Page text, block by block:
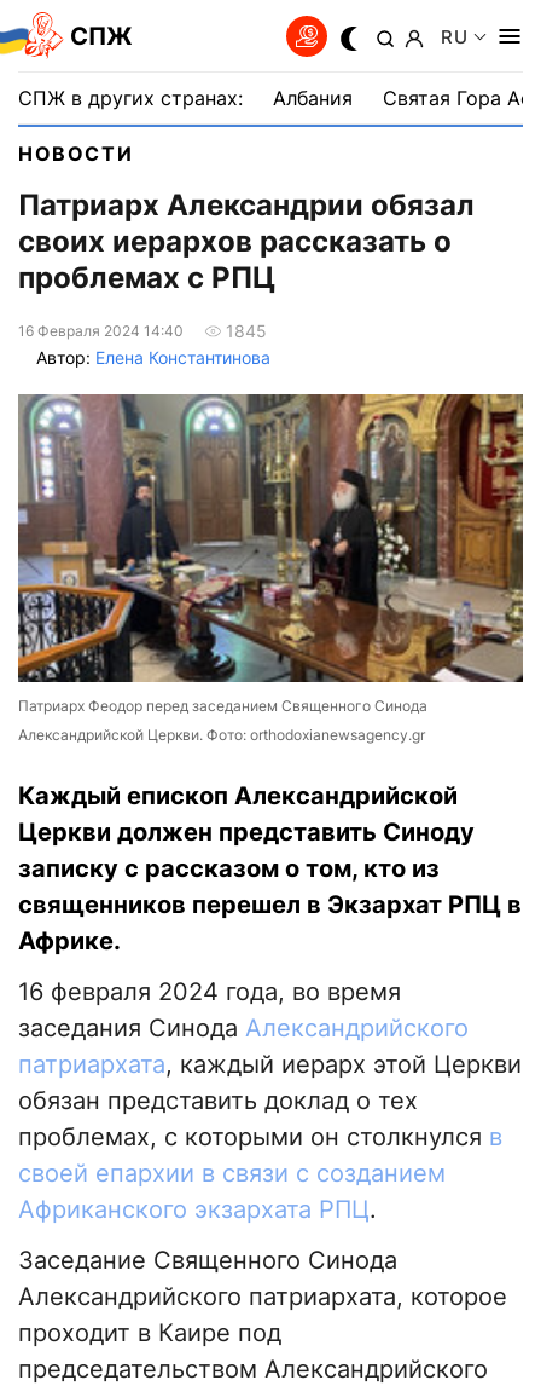
СПЖ RU
СПЖ в других странах: Албания Святая Гора
НОВОСТИ
Патриарх Александрии обязал
своих иерархов рассказать о
проблемах с РПЦ
16 Февраля 2024 14:40
1845
Автор: Елена Константинова
Патриарх Феодор перед заседанием Священного Синода
Александрийской Церкви. Фото: orthodoxianewsagency.gr
Каждый епископ Александрийской
Церкви должен представить Синоду
записку с рассказом о том, кто из
священников перешел в Экзархат РПЦ в
Африке.
16 февраля 2024 года, во время
заседания Синода Александрийского
патриархата, каждый иерарх этой Церкви
обязан представить доклад о тех
проблемах, с которыми он столкнулся в
своей епархии в связи с созданием
Африканского экзархата РПЦ.
Заседание Священного Синода
Александрийского патриархата, которое
проходит в Каире под
председательством Александрийского